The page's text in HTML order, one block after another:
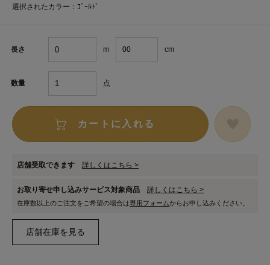
選択されたカラー：ｺﾞｰﾙﾄﾞ
長さ m cm
数量 点
カートに入れる
店舗受取できます 詳しくはこちら >
お取り寄せ申し込みサービス対象商品 詳しくはこちら >
在庫数以上のご注文をご希望の場合は専用フォームからお申し込みください。